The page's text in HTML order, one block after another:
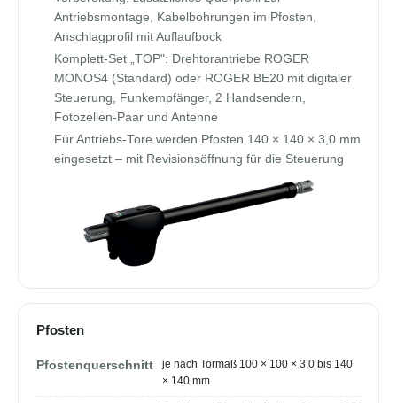
Antriebsmontage, Kabelbohrungen im Pfosten,
Anschlagprofil mit Auflaufbock
Komplett-Set „TOP": Drehtorantriebe ROGER
MONOS4 (Standard) oder ROGER BE20 mit digitaler
Steuerung, Funkempfänger, 2 Handsendern,
Fotozellen-Paar und Antenne
Für Antriebs-Tore werden Pfosten 140 × 140 × 3,0 mm
eingesetzt – mit Revisionsöffnung für die Steuerung
Pfosten
Pfostenquerschnitt
je nach Tormaß 100 × 100 × 3,0 bis 140
× 140 mm